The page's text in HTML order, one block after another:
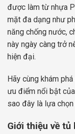
được làm từ nhựa
mặt đa dạng như
năng chống nước,
này ngày càng trở
hiện đại.
Hãy cùng khám
ưu điểm nổi bật của
sao đây là lựa chọn
Giới thiệu về